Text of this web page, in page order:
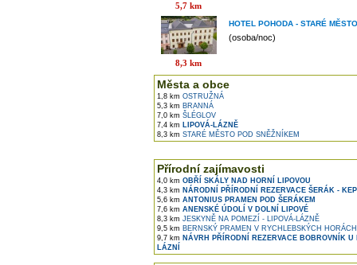
5,7 km
8,3 km
HOTEL POHODA - STARÉ
(osoba/noc)
Města a obce
1,8 km OSTRUŽNÁ
5,3 km BRANNÁ
7,0 km ŠLÉGLOV
7,4 km LIPOVÁ-LÁZNĚ
8,3 km STARÉ MĚSTO POD SNĚŽNÍKEM
Přírodní zajímavosti
4,0 km OBŘÍ SKÁLY NAD HORNÍ LIPOVOU
4,3 km NÁRODNÍ PŘÍRODNÍ REZERVACE ŠERÁK -
5,6 km ANTONIUS PRAMEN POD ŠERÁKEM
7,6 km ANENSKÉ ÚDOLÍ V DOLNÍ LIPOVÉ
8,3 km JESKYNĚ NA POMEZÍ - LIPOVÁ-LÁZNĚ
9,5 km BERNSKÝ PRAMEN V RYCHLEBSKÝCH HORÁCH
9,7 km NÁVRH PŘÍRODNÍ REZERVACE BOBROVNÍK U
LÁZNÍ